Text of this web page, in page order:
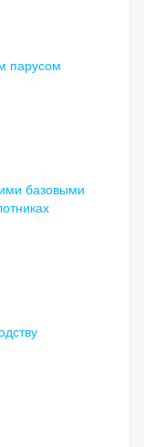
парусом
базовыми